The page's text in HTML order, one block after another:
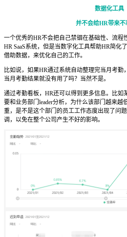
数据化工具
并不会给HR带来不
一个优秀的HR不会把自己禁锢在基础性、流程
HR SaaS系统，但是当数字化工具帮助HR简化
借助数据，来优化自己的工作。
比如说，如果HR通过系统自动整理完当月考勤
当月考勤结果就没有用了吗？当然不是。
通过考勤看板，HR还可以得到更多信息。比如
要和业务部门leader分析，为什么该部门越来
重，是不是这个部门的员工工作态度出现了问
调，以免在整个公司产生不好的影响。